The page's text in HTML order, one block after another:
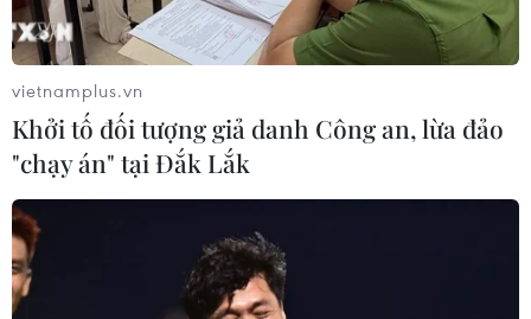
CƠ QUAN CHỦ QUẢN: THÔNG TẤN XÃ VIỆT NAM
Tổng Biên tập: TRẦN TIẾN DUẨN
Phó Tổng Biên tập: NGUYỄN THỊ TÁM, KHÚC THANH
THỦY
Sở hữu trí tuệ
Quy định sử dụng
vietnamplus.vn
Khởi tố đối tượng giả danh Công an, lừa đảo
"chạy án" tại Đắk Lắk